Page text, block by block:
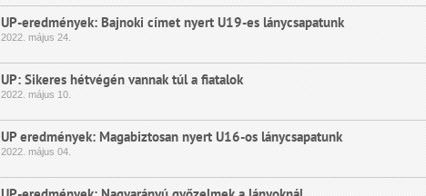
UP-eredmények: Bajnoki címet nyert U19-es lánycsapatunk
2022. május 24.
UP: Sikeres hétvégén vannak túl a fiatalok
2022. május 10.
UP eredmények: Magabiztosan nyert U16-os lánycsapatunk
2022. május 04.